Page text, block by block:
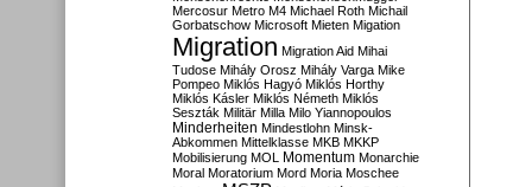
Mercosur Metro M4 Michael Roth Michail
Gorbatschow Microsoft Mieten Migation
Migration Migration Aid Mihai
Tudose Mihály Orosz Mihály Varga Mike
Pompeo Miklós Hagyó Miklós Horthy
Miklós Kásler Miklós Németh Miklós
Seszták Militär Milla Milo Yiannopoulos
Minderheiten Mindestlohn Minsk-
Abkommen Mittelklasse MKB MKKP
Mobilisierung MOL Momentum Monarchie
Moral Moratorium Mord Moria Moschee